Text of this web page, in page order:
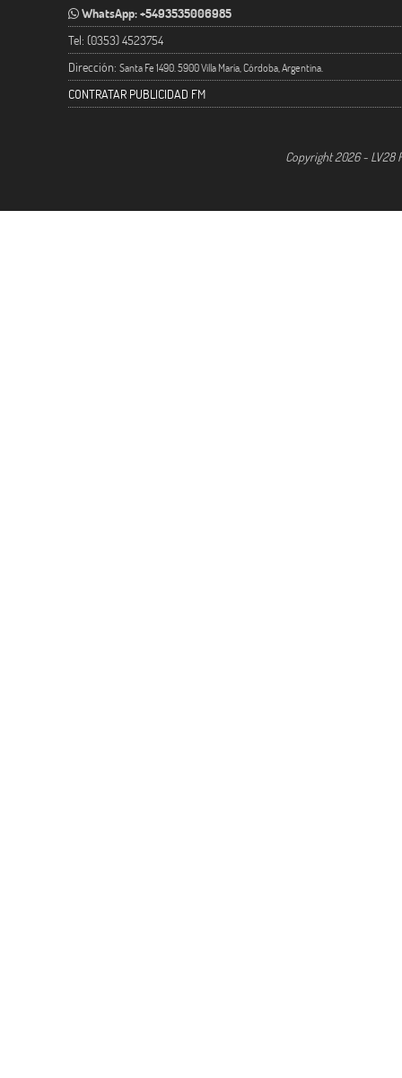
WhatsApp: +5493535006985
Tel: (0353) 4523754
Dirección: Santa Fe 1490. 5900 Villa María, Córdoba, Argentina.
CONTRATAR PUBLICIDAD FM
Copyright 2026 - LV28